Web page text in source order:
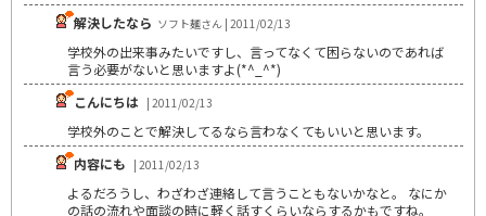
解決したなら ソフト麺さん | 2011/02/13
学校外の出来事みたいですし、言ってなくて困らないのであれば
言う必要がないと思いますよ(*^_^*)
こんにちは | 2011/02/13
学校外のことで解決してるなら言わなくてもいいと思います。
内容にも | 2011/02/13
よるだろうし、わざわざ連絡して言うこともないかなと。 なにか
の話の流れや面談の時に軽く話すくらいならするかもですね。